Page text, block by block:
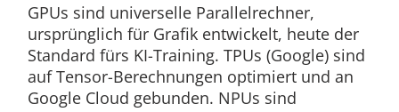
GPUs sind universelle Parallelrechner,
ursprünglich für Grafik entwickelt, heute der
Standard fürs KI-Training. TPUs (Google) sind
auf Tensor-Berechnungen optimiert und an
Google Cloud gebunden. NPUs sind